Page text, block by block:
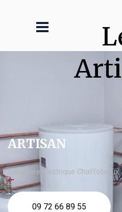
ARTISAN
chaudière électrique Chaffoteaux
09 72 66 89 55